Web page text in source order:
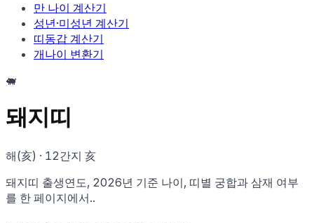
만 나이 계산기
성년·미성년 계산기
띠동갑 계산기
개나이 변환기
🐖
돼지띠
해(亥) · 12간지 亥
돼지띠 출생연도, 2026년 기준 나이, 띠별 궁합과 삼재 여부
를 한 페이지에서..